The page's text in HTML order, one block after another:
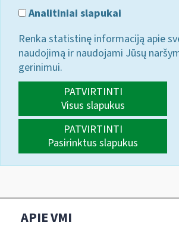
Analitiniai slapukai
Renka statistinę informaciją apie
naudojimą ir naudojami Jūsų
gerinimui.
PATVIRTINTI
Visus slapukus
PATVIRTINTI
Pasirinktus slapukus
APIE VMI